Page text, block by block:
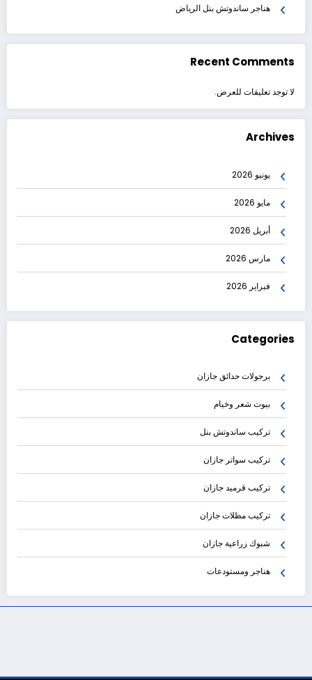
هناجر ساندوتش بنل الرياض
Recent Comments
لا توجد تعليقات للعرض.
Archives
يونيو 2026
مايو 2026
أبريل 2026
مارس 2026
فبراير 2026
Categories
برجولات حدائق جازان
بيوت شعر وخيام
تركيب ساندوتش بنل
تركيب سواتر جازان
تركيب قرميد جازان
تركيب مظلات جازان
شبوك زراعية جازان
هناجر ومستودعات